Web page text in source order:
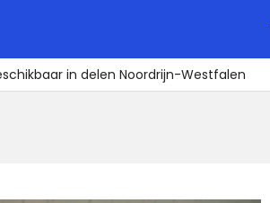
in delen Noordrijn-Westfalen